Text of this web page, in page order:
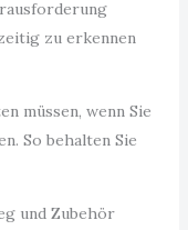
zu erkennen
müssen, wenn Sie
So behalten Sie
und Zubehör